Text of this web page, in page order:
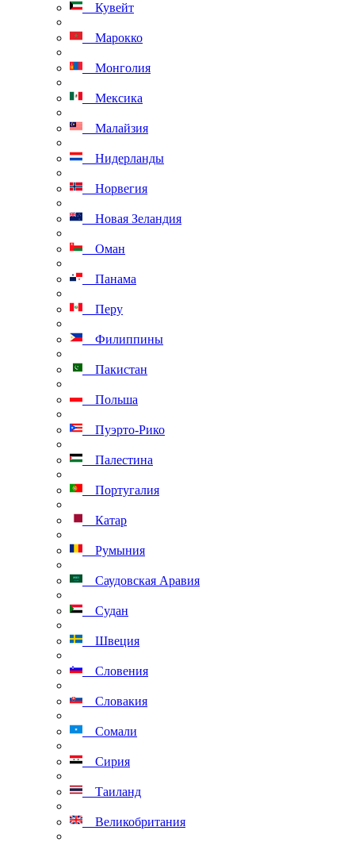
Кувейт
Марокко
Монголия
Мексика
Малайзия
Нидерланды
Норвегия
Новая Зеландия
Оман
Панама
Перу
Филиппины
Пакистан
Польша
Пуэрто-Рико
Палестина
Португалия
Катар
Румыния
Саудовская Аравия
Судан
Швеция
Словения
Словакия
Сомали
Сирия
Таиланд
Великобритания